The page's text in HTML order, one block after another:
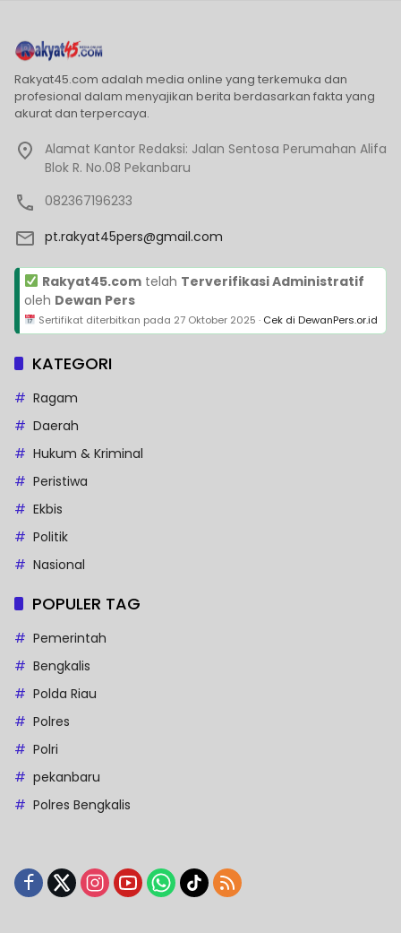
Rakyat45.com adalah media online yang terkemuka dan
profesional dalam menyajikan berita berdasarkan fakta yang
akurat dan terpercaya.
Alamat Kantor Redaksi: Jalan Sentosa Perumahan Alifa
Blok R. No.08 Pekanbaru
082367196233
pt.rakyat45pers@gmail.com
Rakyat45.comtelah Terverifikasi Administratif
oleh Dewan Pers
Sertifikat diterbitkan pada 27 Oktober 2025 · Cek di DewanPers.or.id
KATEGORI
Ragam
Daerah
Hukum & Kriminal
Peristiwa
Ekbis
Politik
Nasional
POPULER TAG
Pemerintah
Bengkalis
Polda Riau
Polres
Polri
pekanbaru
Polres Bengkalis